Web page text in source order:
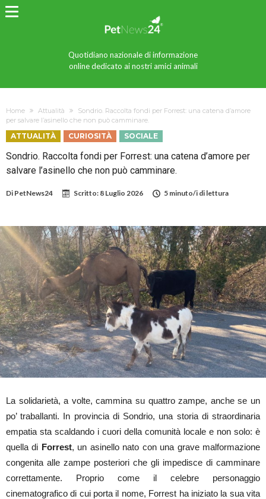
Quotidiano nazionale di informazione
online dedicato ai nostri amici animali
Home Attualità
Sondrio. Raccolta fondi per Forrest: una catena d’amore
per salvare l’asinello che non può camminare.
ATTUALITÀ CURIOSITÀ SOCIALE
Sondrio. Raccolta fondi per Forrest: una catena d’amore per
salvare l’asinello che non può camminare.
Di PetNews24 Scritto: 8 Luglio 2026 5 minuto/i di lettura
La solidarietà, a volte, cammina su quattro zampe, anche se un
po’ traballanti. In provincia di Sondrio, una storia di straordinaria
empatia sta scaldando i cuori della comunità locale e non solo: è
quella di Forrest, un asinello nato con una grave malformazione
congenita alle zampe posteriori che gli impedisce di camminare
correttamente. Proprio come il celebre personaggio
cinematografico di cui porta il nome, Forrest ha iniziato la sua vita